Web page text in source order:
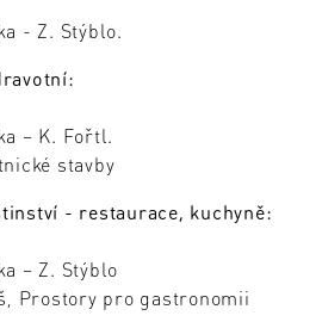
- Z. Stýblo.
– K. Fořtl.
stavby
- restaurace, kuchyně:
– Z. Stýblo
Prostory pro gastronomii